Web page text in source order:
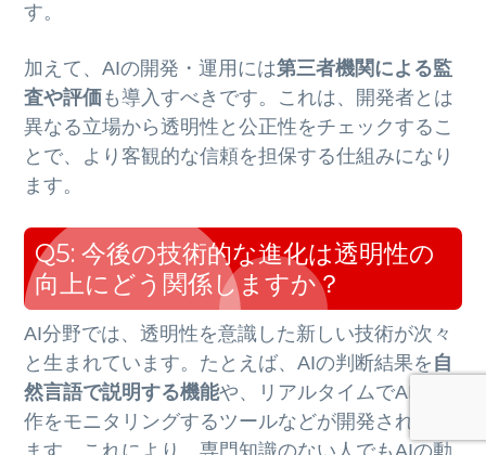
す。
加えて、AIの開発・運用には第三者機関による監
査や評価も導入すべきです。これは、開発者とは
異なる立場から透明性と公正性をチェックするこ
とで、より客観的な信頼を担保する仕組みになり
ます。
Q5: 今後の技術的な進化は透明性の
向上にどう関係しますか？
AI分野では、透明性を意識した新しい技術が次々
と生まれています。たとえば、AIの判断結果を 自
然言語で説明する機能や、リアルタイムでAIの動
作をモニタリングするツールなどが開発されてい
ます。これにより、専門知識のない人でもAIの動